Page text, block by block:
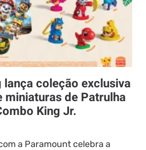
lança coleção exclusiva
miniaturas de Patrulha
King Jr.
a Paramount celebra a